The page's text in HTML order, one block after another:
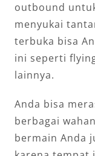
outbound
menyukai
terbuka bisa
ini seperti
lainnya.
Anda bisa
berbagai
bermain Anda